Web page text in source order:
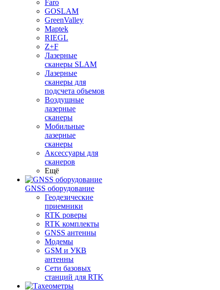
Faro
GOSLAM
GreenValley
Maptek
RIEGL
Z+F
Лазерные
сканеры SLAM
Лазерные
сканеры для
подсчета объемов
Воздушные
лазерные
сканеры
Мобильные
лазерные
сканеры
Аксессуары для
сканеров
Ещё
GNSS оборудование
Геодезические
приемники
RTK роверы
RTK комплекты
GNSS антенны
Модемы
GSM и УКВ
антенны
Сети базовых
станций для RTK